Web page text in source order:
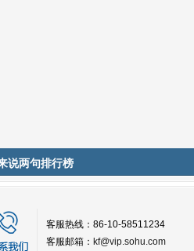
说两句排行榜
客服热线：86-10-58511234
客服邮箱： kf@vip.sohu.com